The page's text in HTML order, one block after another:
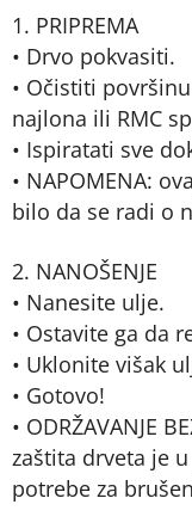
1. PRIPREMA
• Drvo pokvasiti.
• Očistiti
najlona ili RMC
• Ispiratati sve
• NAPOMENA:
bilo da se radi o
2. NANOŠENJE
• Nanesite ulje.
• Ostavite ga da
• Uklonite višak
• Gotovo!
• ODRŽAVANJE
zaštita drveta je
potrebe za